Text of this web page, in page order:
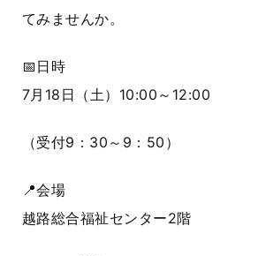
てみませんか。
📅日時
7月18日（土）10:00～12:00
（受付9：30～9：50）
📍会場
越路総合福祉センター2階